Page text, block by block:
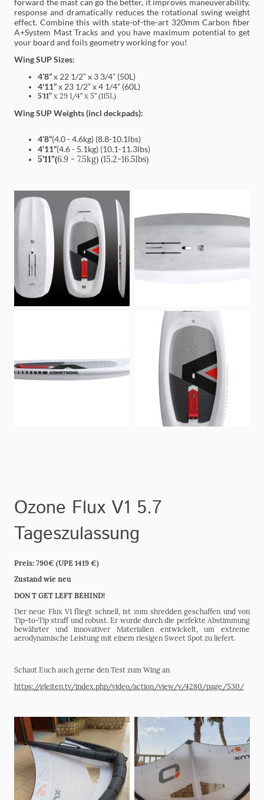
forward the mast can go the better, it improves maneuverability,
response and dramatically reduces the rotational swing weight
effect. Combine this with state-of-the-art 320mm Carbon fiber
A+System Mast Tracks and you have maximum potential to get
your board and foils geometry working for you!
Wing SUP Sizes:
4’8”x 22 1/2” x 3 3/4” (50L)
4'11”x 23 1/2” x 4 1/4” (60L)
5'11” x 29 1/4” x 5” (115L)
Wing SUP Weights (incl deckpads):
4’8”(4.0 - 4.6kg) (8.8-10.1lbs)
4’11”(4.6 - 5.1kg) (10.1-11.3lbs)
5’11”(6.9 - 7.5kg) (15.2-16.5lbs)
Ozone Flux V1 5.7
Tageszulassung
Preis: 790€ (UPE 1419 €)
Zustand wie neu
DON T GET LEFT BEHIND!
Der neue Flux V1 fliegt schnell, ist zum shredden geschaffen und von
Tip-to-Tip straff und robust. Er wurde durch die perfekte Abstimmung
bewährter und innovativer Materialien entwickelt, um extreme
aerodynamische Leistung mit einem riesigen Sweet Spot zu liefert.
Schaut Euch auch gerne den Test zum Wing an
https://gleiten.tv/index.php/video/action/view/v/4280/page/530/